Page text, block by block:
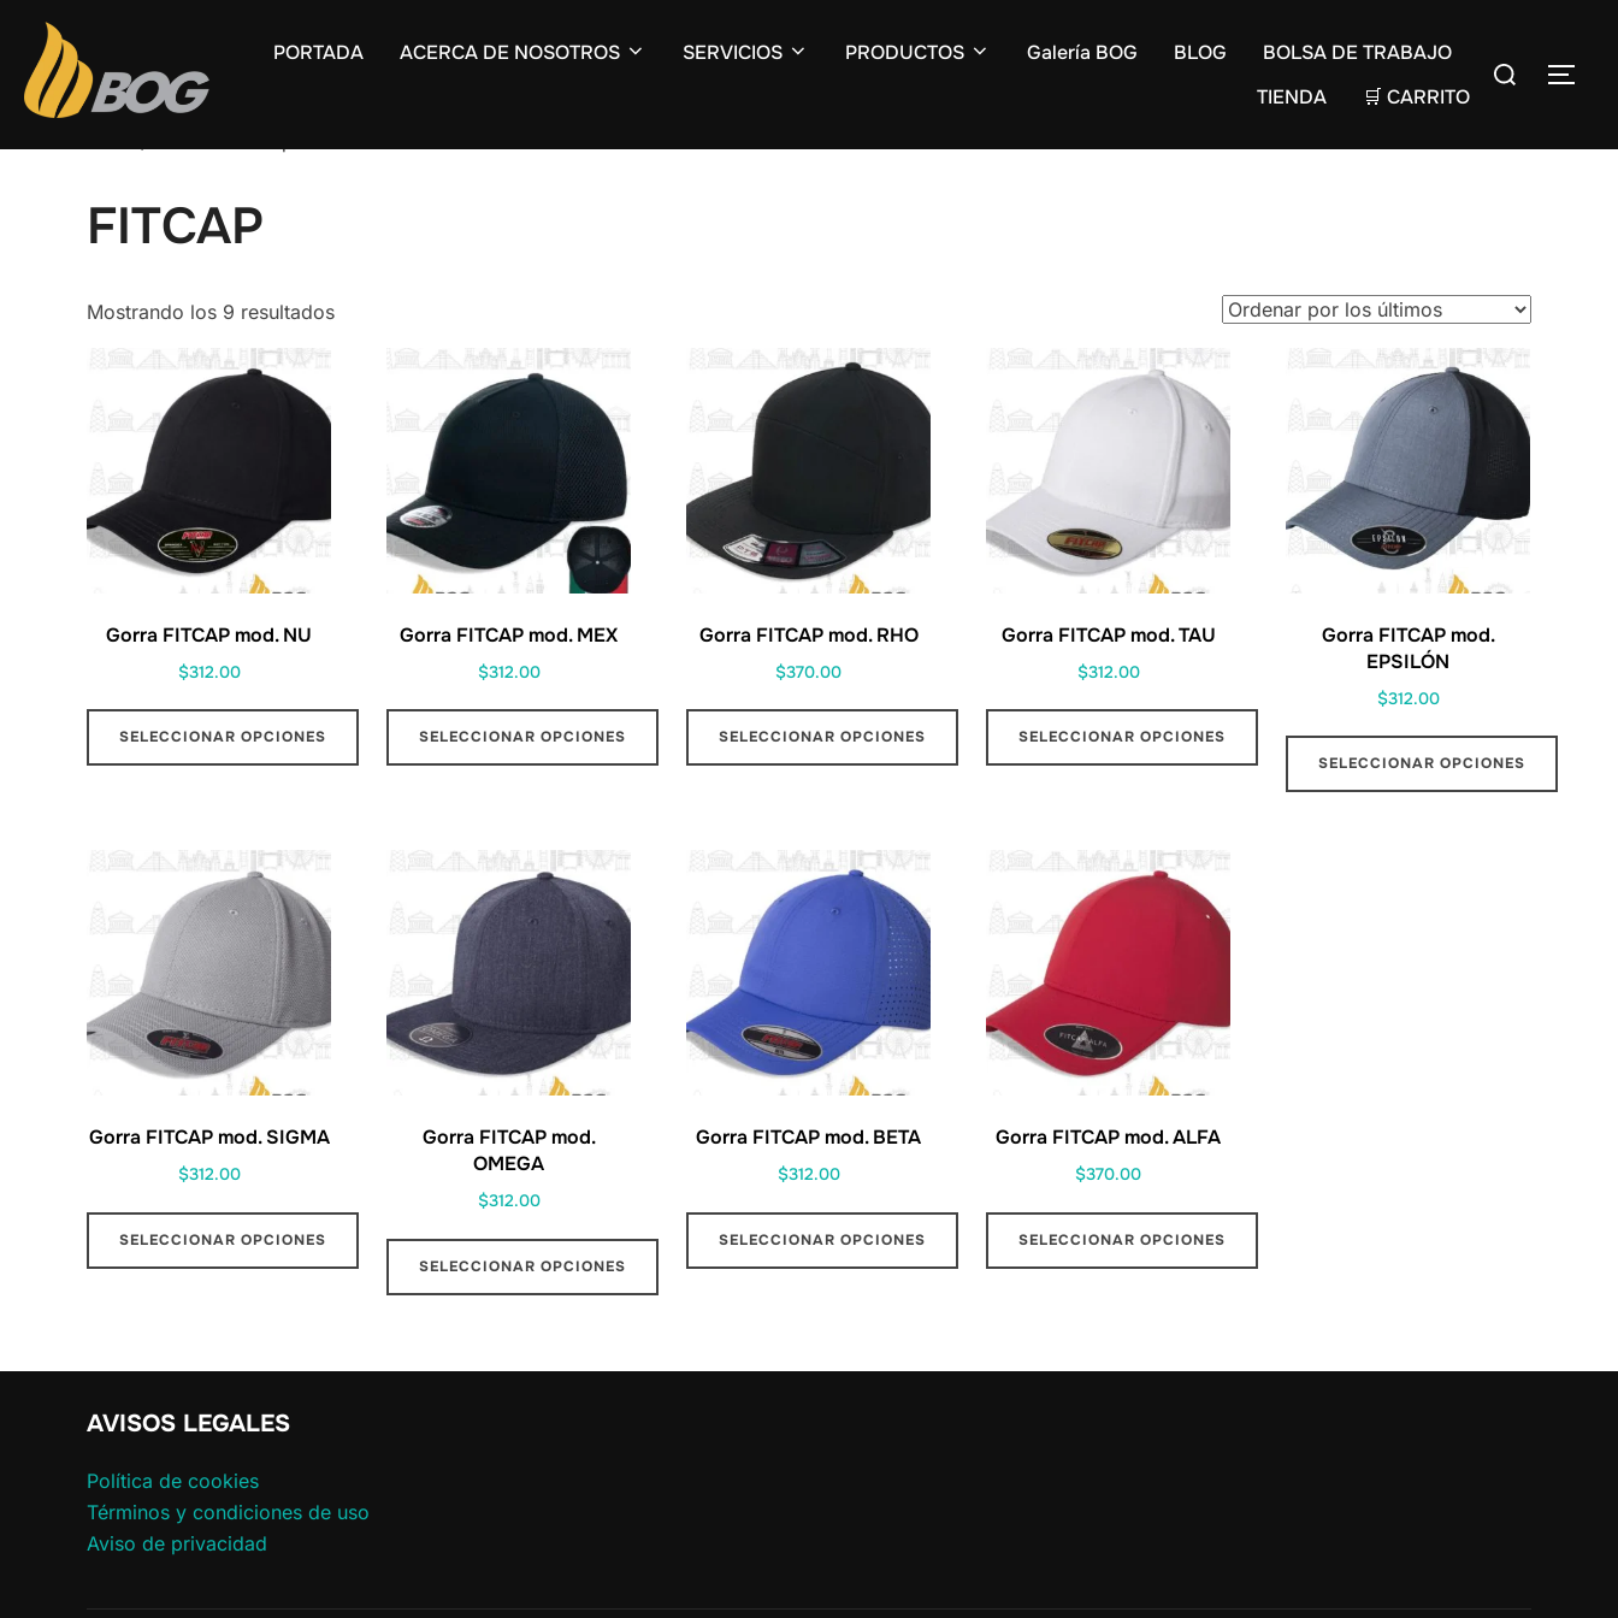
PORTADA ACERCA DE NOSOTROS SERVICIOS PRODUCTOS Galería BOG BLOG
BOLSA DE TRABAJO
TIENDA
🛒 CARRITO
FITCAP
Mostrando los 9 resultados
Gorra FITCAP mod. NU
$312.00
SELECCIONAR OPCIONES
Gorra FITCAP mod. MEX
$312.00
SELECCIONAR OPCIONES
Gorra FITCAP mod. RHO
$370.00
SELECCIONAR OPCIONES
Gorra FITCAP mod. TAU
$312.00
SELECCIONAR OPCIONES
Gorra FITCAP mod.
EPSILÓN
$312.00
SELECCIONAR OPCIONES
Gorra FITCAP mod. SIGMA
$312.00
SELECCIONAR OPCIONES
Gorra FITCAP mod.
OMEGA
$312.00
SELECCIONAR OPCIONES
Gorra FITCAP mod. BETA
$312.00
SELECCIONAR OPCIONES
Gorra FITCAP mod. ALFA
$370.00
SELECCIONAR OPCIONES
AVISOS LEGALES
Política de cookies
Términos y condiciones de uso
Aviso de privacidad